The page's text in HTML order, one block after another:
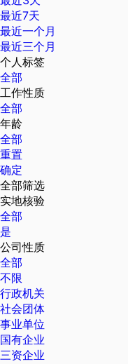
最近7天
最近一个月
最近三个月
个人标签
全部
工作性质
全部
年龄
全部
重置
确定
全部筛选
实地核验
全部
是
公司性质
全部
不限
行政机关
社会团体
事业单位
国有企业
三资企业